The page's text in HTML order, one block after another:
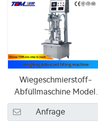
Wiegeschmierstoff-
Abfüllmaschine Modell
DGP-CZ-2B
Anfrage